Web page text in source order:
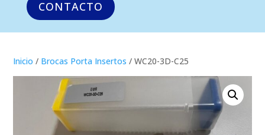
CONTACTO
Inicio / Brocas Porta Insertos / WC20-3D-C25